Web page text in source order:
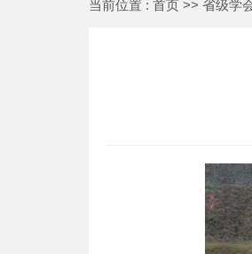
当前位置 : 首页 >> 省级学